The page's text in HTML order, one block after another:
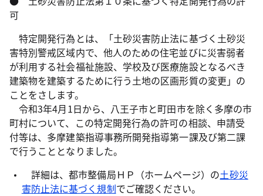
可
特定開発行為とは、「土砂災害防止法に基づく土砂災
害特別警戒区域内で、他人のための住宅並びに災害弱者
が利用する社会福祉施設、学校及び医療施設となるべき
建築物を建築するために行う土地の区画形質の変更」の
ことをさします。
令和3年4月1日から、八王子市と町田市を除く多摩の市
町村について、この特定開発行為の許可の相談、申請受
付等は、多摩建築指導事務所開発指導第一課及び第二課
で行うこととなりました。
詳細は、都市整備局ＨＰ（ホームページ）の土砂災
害防止法に基づく規制でご確認ください。